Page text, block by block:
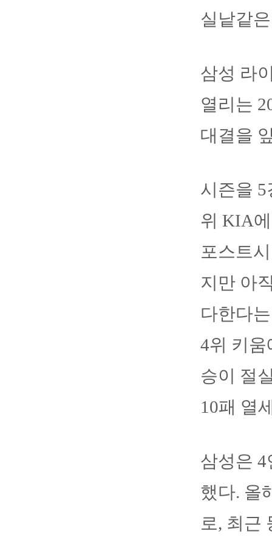
실낱같
삼성 라
열리는
대결을
시즌을
위 KIA
포스트
지만 아
다한다
4위 키움
승이 절
10패 열
삼성은
했다. 올
로, 최근